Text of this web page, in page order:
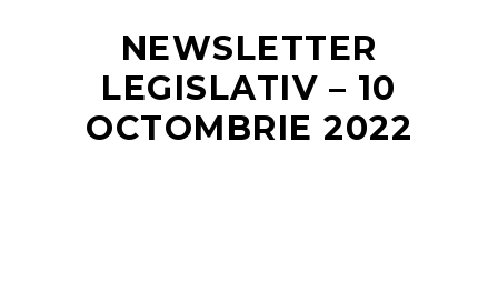
NEWSLETTER
LEGISLATIV – 10
OCTOMBRIE 2022